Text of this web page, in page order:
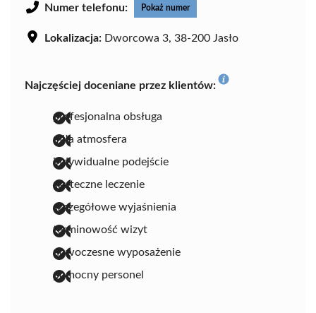
Numer telefonu: Pokaż numer
Lokalizacja: Dworcowa 3, 38-200 Jasło
Najczęściej doceniane przez klientów:
profesjonalna obsługa
miła atmosfera
indywidualne podejście
skuteczne leczenie
szczegółowe wyjaśnienia
terminowość wizyt
nowoczesne wyposażenie
pomocny personel